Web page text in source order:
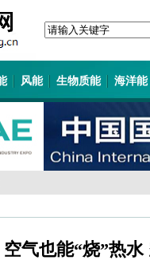
风能 生物质能 海洋
空气也能“烧”热